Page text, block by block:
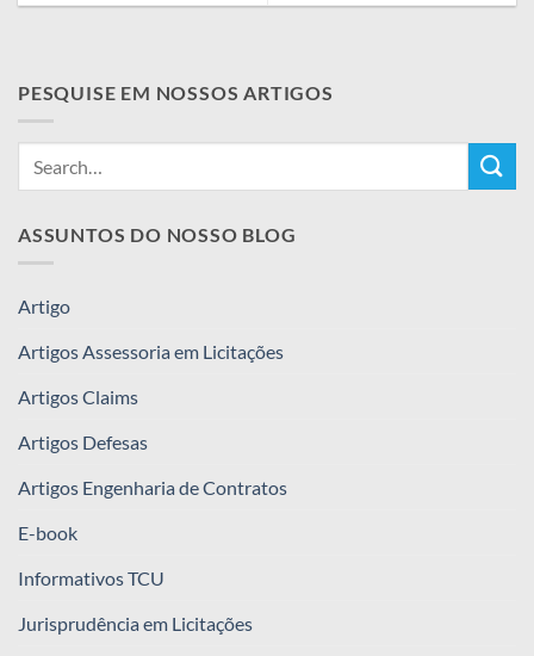
PESQUISE EM NOSSOS ARTIGOS
ASSUNTOS DO NOSSO BLOG
Artigo
Artigos Assessoria em Licitações
Artigos Claims
Artigos Defesas
Artigos Engenharia de Contratos
E-book
Informativos TCU
Jurisprudência em Licitações